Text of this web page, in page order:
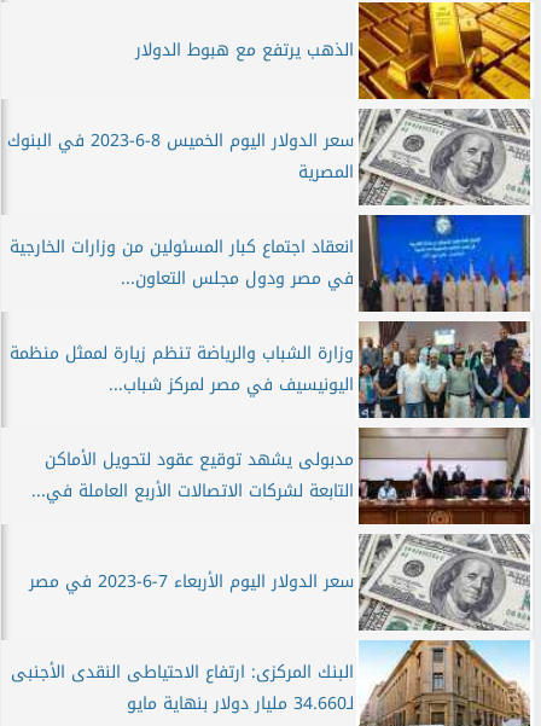
الذهب يرتفع مع هبوط الدولار
سعر الدولار اليوم الخميس 8-6-2023 في البنوك
المصرية
انعقاد اجتماع كبار المسئولين من وزارات الخارجية
في مصر ودول مجلس التعاون...
وزارة الشباب والرياضة تنظم زيارة لممثل منظمة
اليونيسيف في مصر لمركز شباب...
مدبولى يشهد توقيع عقود لتحويل الأماكن
التابعة لشركات الاتصالات الأربع العاملة في...
سعر الدولار اليوم الأربعاء 7-6-2023 في مصر
البنك المركزى: ارتفاع الاحتياطى النقدى الأجنبى
لـ34.660 مليار دولار بنهاية مايو